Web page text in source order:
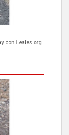
marca de